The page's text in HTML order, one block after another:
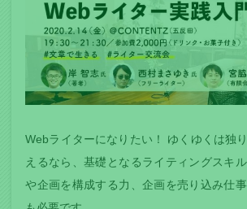
Webライターになりたい！ ゆくゆくは独
えるなら、基礎となるライティングスキ
や企画を構成する力、企画を売り込み仕